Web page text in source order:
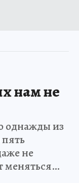
нам не
однажды из
не
меняться…